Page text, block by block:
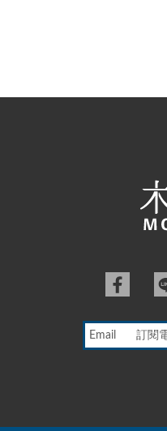
Email